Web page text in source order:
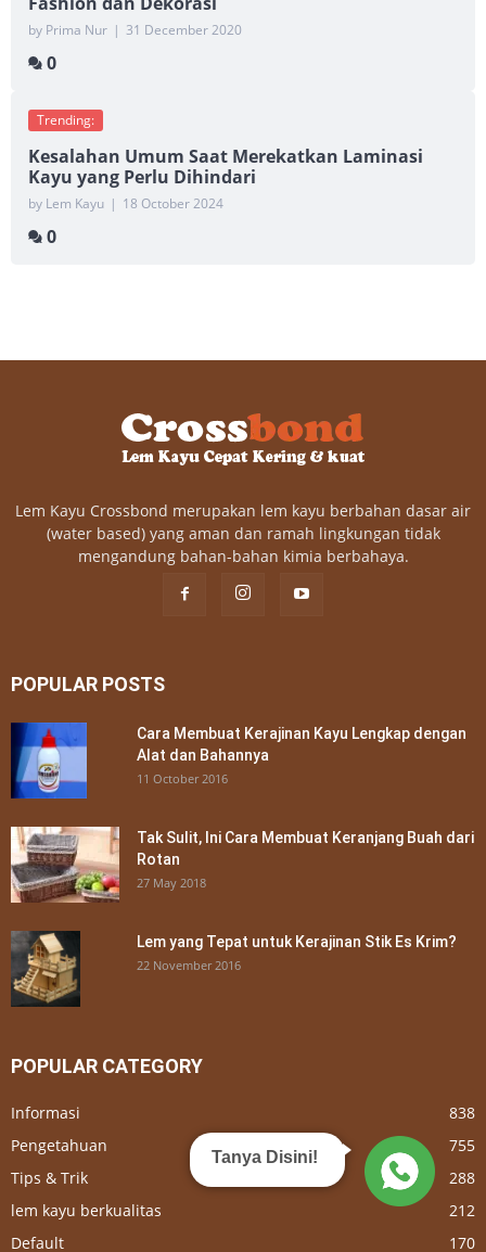
by Prima Nur | 31 December 2020
0
Trending:
Kesalahan Umum Saat Merekatkan Laminasi
Kayu yang Perlu Dihindari
by Lem Kayu | 18 October 2024
0
Lem Kayu Crossbond merupakan lem kayu berbahan dasar air
(water based) yang aman dan ramah lingkungan tidak
mengandung bahan-bahan kimia berbahaya.
POPULAR POSTS
Cara Membuat Kerajinan Kayu Lengkap dengan
Alat dan Bahannya
11 October 2016
Tak Sulit, Ini Cara Membuat Keranjang Buah dari
Rotan
27 May 2018
Lem yang Tepat untuk Kerajinan Stik Es Krim?
22 November 2016
POPULAR CATEGORY
Informasi
838
Pengetahuan
755
Tips & Trik
288
lem kayu berkualitas
212
Default
170
Tanya Disini!